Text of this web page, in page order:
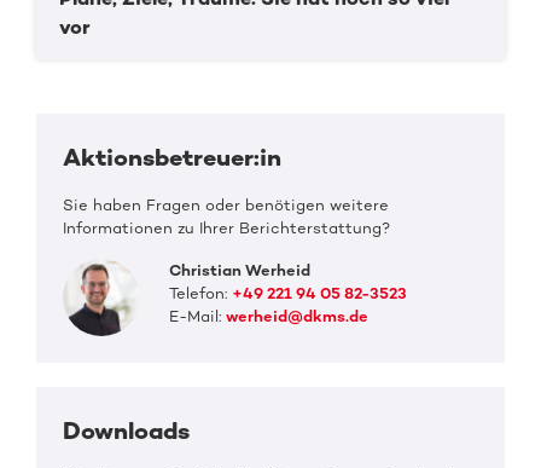
vor
Aktionsbetreuer:in
Sie haben Fragen oder benötigen weitere
Informationen zu Ihrer Berichterstattung?
Christian Werheid
Telefon: +49 221 94 05 82-3523
E-Mail:werheid@dkms.de
Downloads